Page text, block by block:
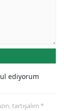
ediyorum
tartışalım *